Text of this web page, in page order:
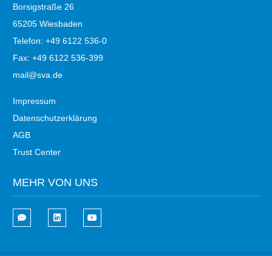
Borsigstraße 26
65205 Wiesbaden
Telefon: +49 6122 536-0
Fax: +49 6122 536-399
mail@sva.de
Impressum
Datenschutzerklärung
AGB
Trust Center
MEHR VON UNS